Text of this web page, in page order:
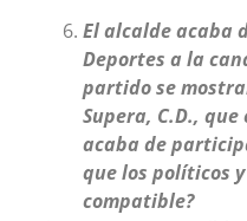
El alcalde acaba
Deportes a la
partido se
Supera, C.D.,
acaba de
que los políticos
compatible?